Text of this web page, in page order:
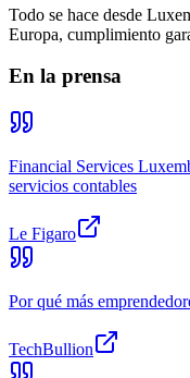
Todo se hace desde
Europa, cumplimiento
En la prensa
Financial Services
servicios contables
Le Figaro
Por qué más
TechBullion